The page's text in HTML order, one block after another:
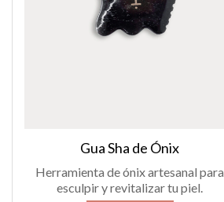
Gua Sha de Ónix
Herramienta de ónix artesanal para
esculpir y revitalizar tu piel.